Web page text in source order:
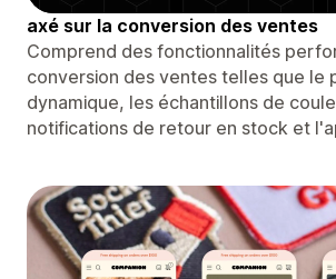
axé sur la conversion des ventes
Comprend des fonctionnalités
conversion des ventes telles que le
dynamique, les échantillons de
notifications de retour en stock et